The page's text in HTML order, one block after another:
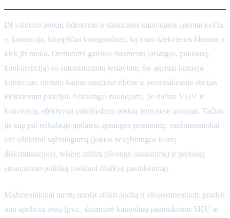
DI valdomi prekių išdėstymo ir dinaminės kainodaros agentai keičia
e. komerciją, kruopščiai koreguodami, ką mato kiekvienas klientas ir
kiek jis moka. Derindami gausius duomenis (atsargas, paklausą,
konkurenciją) su automatizuotu testavimu, šie agentai kuruoja
kolekcijas, nustato kainas saugiose ribose ir personalizuoja akcijas
kiekvienam pirkėjui. Atsakingai naudojami, jie didina VUV ir
konversiją, efektyviai palaikydami prekių lentynose atsargas. Tačiau
jie taip pat reikalauja apdairių apsaugos priemonių: mažmenininkai
turi užtikrinti sąžiningumą (jokios nesąžiningos kainų
diskriminacijos), teisinę atitiktį (išvengti susitarimų) ir protingą
atnaujinimo politiką (siekiant išlaikyti pasitikėjimą).
Mažmenininkai turėtų nuolat atlikti auditą ir eksperimentuoti: pradėti
nuo apribotų testų (pvz., dinaminė kainodara pasirinktoms SKU ar